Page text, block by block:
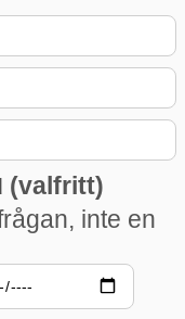
(valfritt)
inte en